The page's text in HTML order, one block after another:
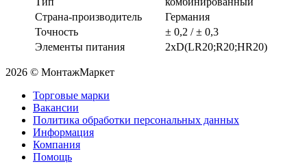
Страна-производитель
Германия
Точность
± 0,2 / ± 0,3
Элементы питания
2хD(LR20;R20;HR20)
2026 © МонтажМаркет
Торговые марки
Вакансии
Политика обработки персональных данных
Информация
Компания
Помощь